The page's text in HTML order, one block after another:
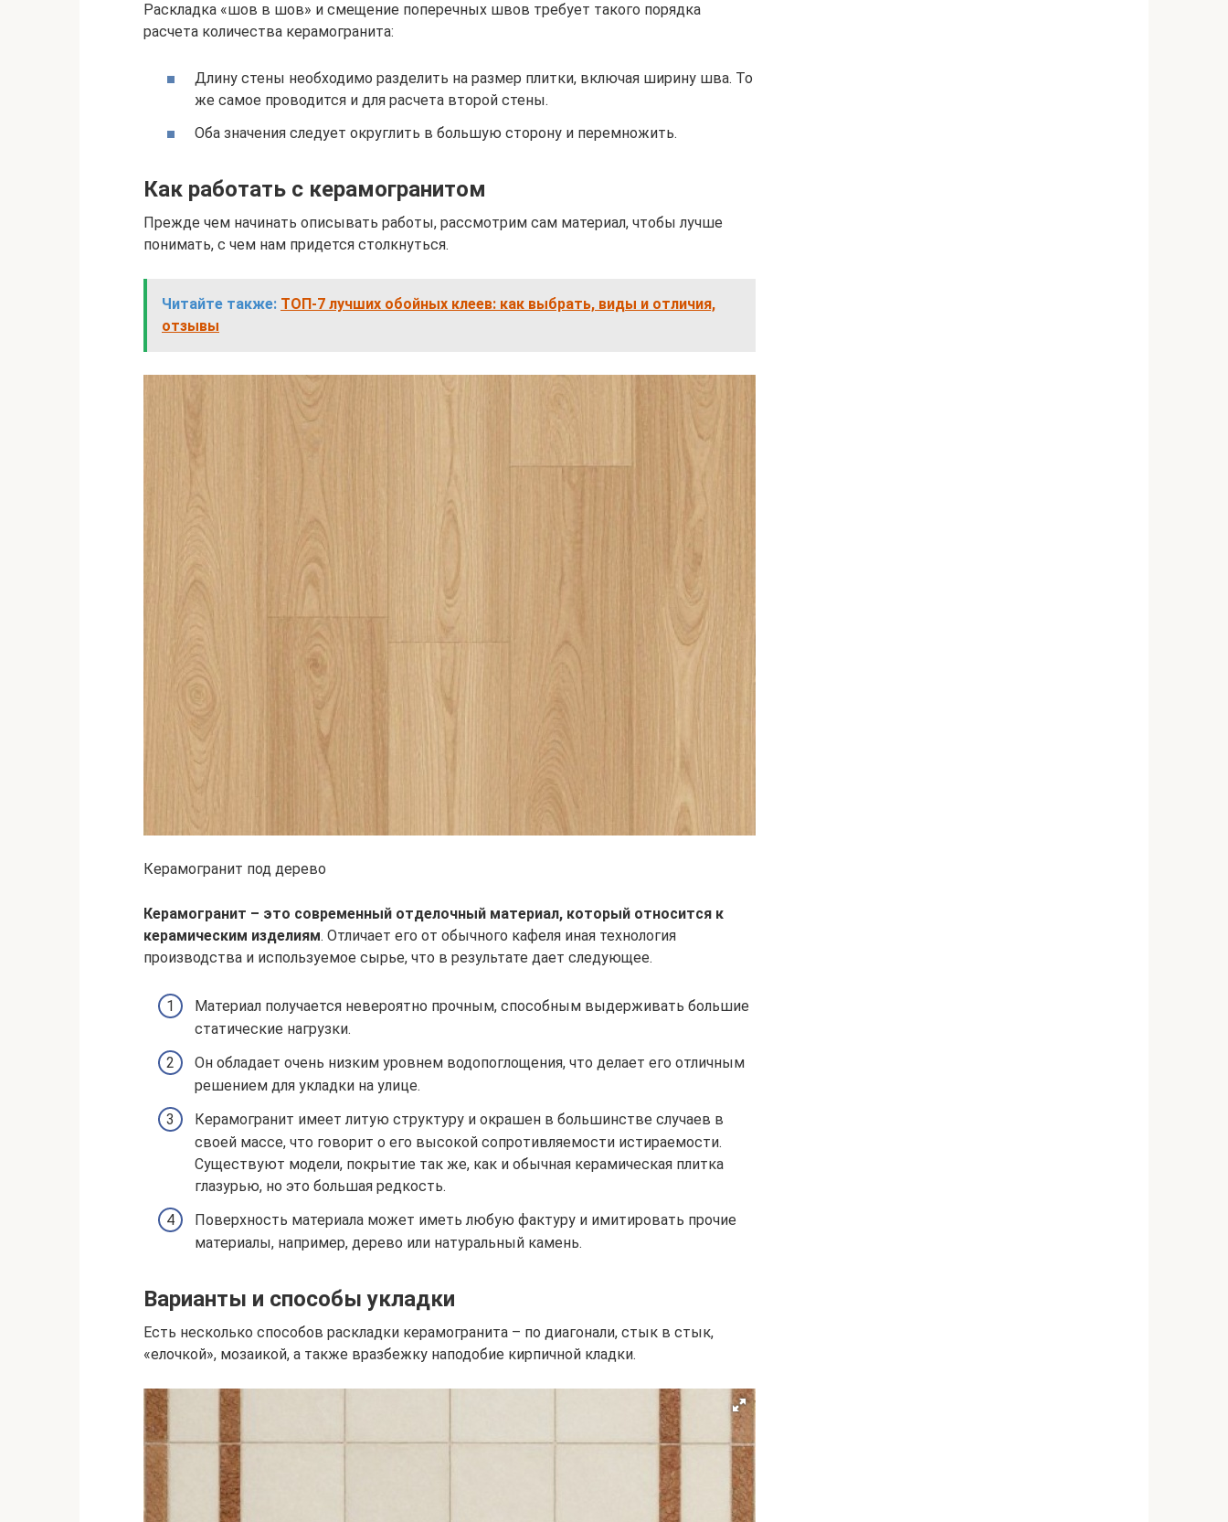
Раскладка «шов в шов» и смещение поперечных швов требует такого порядка
расчета количества керамогранита:
Длину стены необходимо разделить на размер плитки, включая ширину шва. То
же самое проводится и для расчета второй стены.
Оба значения следует округлить в большую сторону и перемножить.
Как работать с керамогранитом
Прежде чем начинать описывать работы, рассмотрим сам материал, чтобы лучше
понимать, с чем нам придется столкнуться.
Читайте также: ТОП-7 лучших обойных клеев: как выбрать, виды и отличия,
отзывы
Керамогранит под дерево
Керамогранит – это современный отделочный материал, который относится к
керамическим изделиям. Отличает его от обычного кафеля иная технология
производства и используемое сырье, что в результате дает следующее.
Материал получается невероятно прочным, способным выдерживать большие
статические нагрузки.
Он обладает очень низким уровнем водопоглощения, что делает его отличным
решением для укладки на улице.
Керамогранит имеет литую структуру и окрашен в большинстве случаев в
своей массе, что говорит о его высокой сопротивляемости истираемости.
Существуют модели, покрытие так же, как и обычная керамическая плитка
глазурью, но это большая редкость.
Поверхность материала может иметь любую фактуру и имитировать прочие
материалы, например, дерево или натуральный камень.
Варианты и способы укладки
Есть несколько способов раскладки керамогранита – по диагонали, стык в стык,
«елочкой», мозаикой, а также вразбежку наподобие кирпичной кладки.